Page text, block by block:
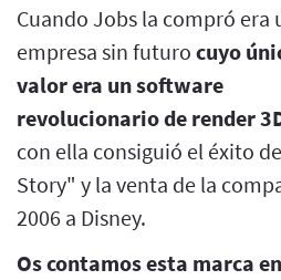
Cuando Jobs la compró era
empresa sin futuro cuyo
valor era un software
revolucionario de render
con ella consiguió el éxito
Story" y la venta de la
2006 a Disney.
Os contamos esta marca